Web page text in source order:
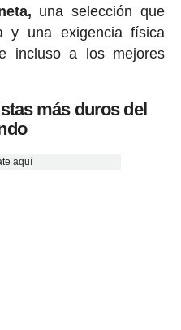
una selección que
y una exigencia física
incluso a los mejores
más duros del
aquí